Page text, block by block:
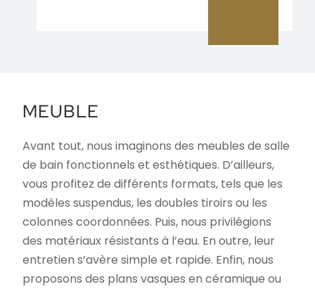
MEUBLE
Avant tout, nous imaginons des meubles de salle
de bain fonctionnels et esthétiques. D’ailleurs,
vous profitez de différents formats, tels que les
modèles suspendus, les doubles tiroirs ou les
colonnes coordonnées. Puis, nous privilégions
des matériaux résistants à l’eau. En outre, leur
entretien s’avère simple et rapide. Enfin, nous
proposons des plans vasques en céramique ou